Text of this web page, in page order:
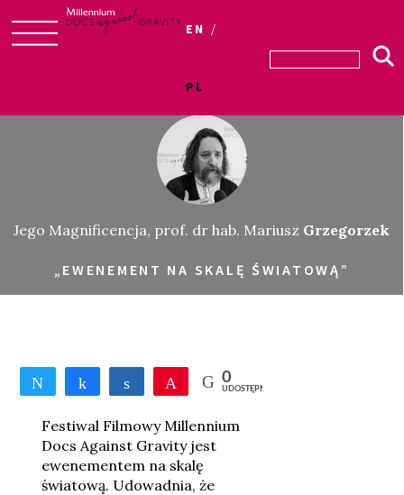
EN
PL
Jego Magnificencja, prof. dr hab. Mariusz Grzegorzek
„EWENEMENT NA SKALĘ ŚWIATOWĄ”
Tweetnij UdostępnijUdostępnijPrzypnij
0
UDOSTĘPNIEŃ
Festiwal Filmowy Millennium
Docs Against Gravity jest
ewenementem na skalę
światową. Udowadnia, że